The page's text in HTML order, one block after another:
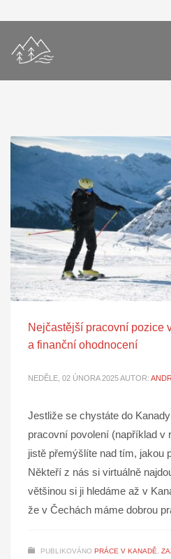
Nejčastější pracovní pozice
a finanční ohodnocení
NEDĚLE, 02 ÚNORA 2025AUTOR:
Jestliže se chystáte do
pracovní povolení (například v
jistě přemýšlíte nad tím, jakou
Někteří z nás si virtuálně
většinou si ji hledáme až v
že v Čechách máme dobrou
PUBLIKOVÁNO PRÁCE V KANADĚ,